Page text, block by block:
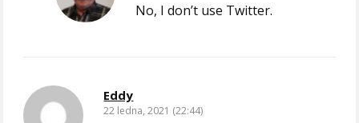
No, I don’t use Twitter.
Eddy
22 ledna, 2021 (22:44)